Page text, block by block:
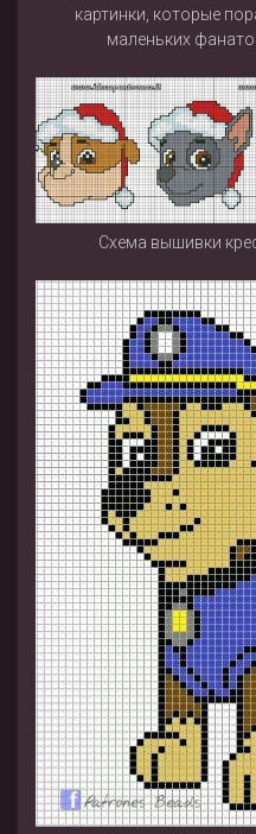
картинки, которые
маленьких
Схема вышивки